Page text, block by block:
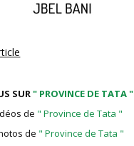
SUR" PROVINCE DE TATA "
de " Province de Tata "
de " Province de Tata "